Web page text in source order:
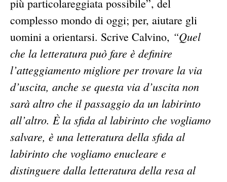
più particolareggiata possibile”, del
complesso mondo di oggi; per, aiutare gli
uomini a orientarsi. Scrive Calvino, “Quel
che la letteratura può fare è definire
l’atteggiamento mi­gliore per trovare la via
d’uscita, anche se questa via d’uscita non
sarà altro che il passaggio da un la­birinto
all’altro. È la sfida al labirinto che vogliamo
salvare, è una letteratura della sfida al
labirinto che vogliamo enucleare e
distinguere dalla letteratura della resa al